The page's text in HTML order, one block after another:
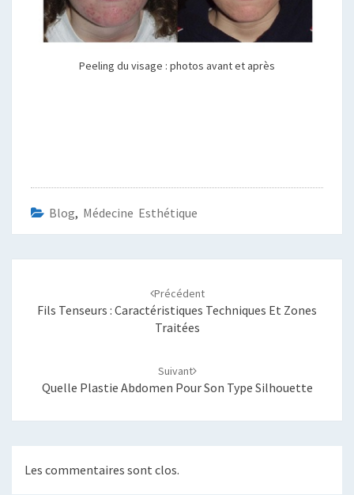
Peeling du visage : photos avant et après
Blog, Médecine Esthétique
Précédent
Fils Tenseurs : Caractéristiques Techniques Et Zones
Traitées
Suivant
Quelle Plastie Abdomen Pour Son Type Silhouette
Les commentaires sont clos.